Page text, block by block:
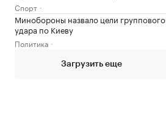
Спорт
Минобороны назвало цели группового
удара по Киеву
Политика
Загрузить еще